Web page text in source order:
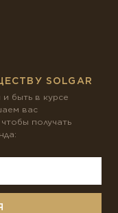
SOLGAR
быть в курсе
вас
получать